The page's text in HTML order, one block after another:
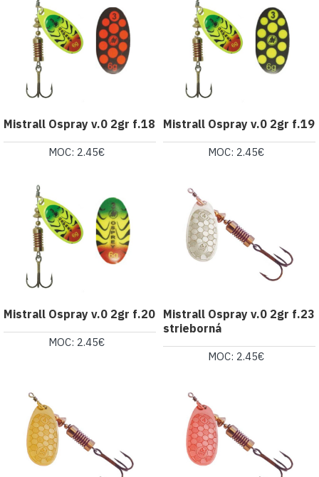
Mistrall Ospray v.0 2gr f.18
MOC: 2.45€
Mistrall Ospray v.0 2gr f.19
MOC: 2.45€
Mistrall Ospray v.0 2gr f.20
MOC: 2.45€
Mistrall Ospray v.0 2gr f.23
strieborná
MOC: 2.45€